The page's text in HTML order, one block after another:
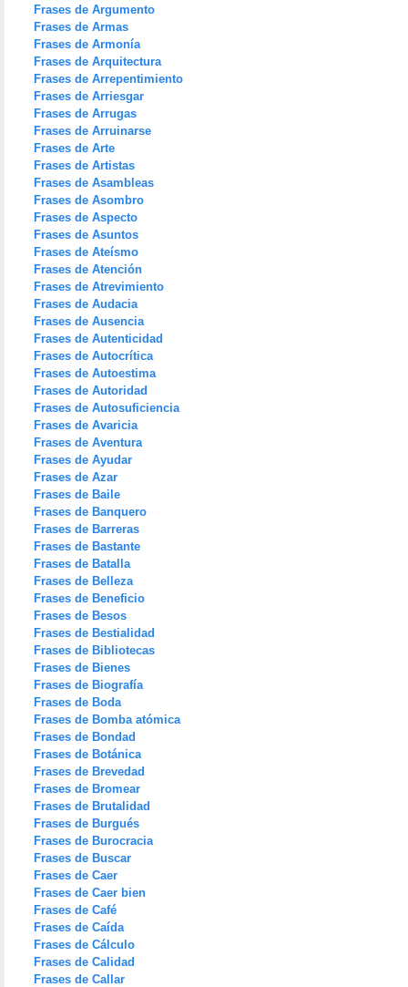
Frases de Argumento
Frases de Armas
Frases de Armonía
Frases de Arquitectura
Frases de Arrepentimiento
Frases de Arriesgar
Frases de Arrugas
Frases de Arruinarse
Frases de Arte
Frases de Artistas
Frases de Asambleas
Frases de Asombro
Frases de Aspecto
Frases de Asuntos
Frases de Ateísmo
Frases de Atención
Frases de Atrevimiento
Frases de Audacia
Frases de Ausencia
Frases de Autenticidad
Frases de Autocrítica
Frases de Autoestima
Frases de Autoridad
Frases de Autosuficiencia
Frases de Avaricia
Frases de Aventura
Frases de Ayudar
Frases de Azar
Frases de Baile
Frases de Banquero
Frases de Barreras
Frases de Bastante
Frases de Batalla
Frases de Belleza
Frases de Beneficio
Frases de Besos
Frases de Bestialidad
Frases de Bibliotecas
Frases de Bienes
Frases de Biografía
Frases de Boda
Frases de Bomba atómica
Frases de Bondad
Frases de Botánica
Frases de Brevedad
Frases de Bromear
Frases de Brutalidad
Frases de Burgués
Frases de Burocracia
Frases de Buscar
Frases de Caer
Frases de Caer bien
Frases de Café
Frases de Caída
Frases de Cálculo
Frases de Calidad
Frases de Callar